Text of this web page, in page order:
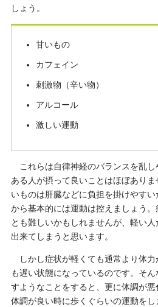
しょう。
甘いもの
カフェイン
刺激物（辛い物）
アルコール
激しい運動
これらは自律神経のバランスを乱し
ある人が摂って良いことはほぼあり
いものは肝臓などに負担を掛けやす
から基本的には運動は控えましょう
とも難しいかもしれませんが、軽い
出来てしまうと思います。
しかし症状が軽くても通常より体力
も遅い状態になっているのです。そ
すようなことをすると、更に体調が
体調が良い時に歩くぐらいの運動を